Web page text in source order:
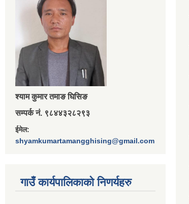
श्‍याम कुमार तमाङ घिसिङ
सम्पर्क नं. ९८४४३२८२९३
ईमेल:
shyamkumartamangghising@gmail.com
गाउँ कार्यपालिकाकाे निणर्यहरु